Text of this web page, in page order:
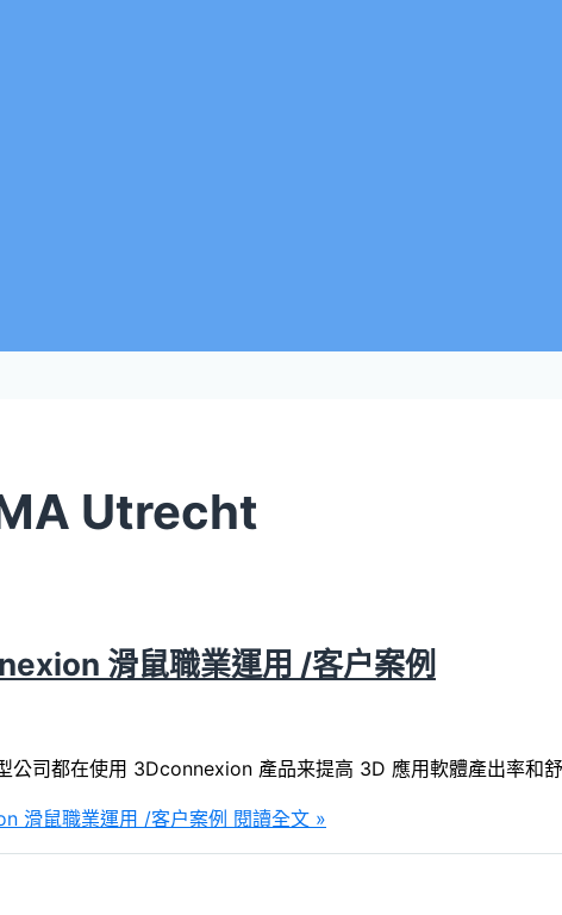
Utrecht
滑鼠職業運用 /客户案例
公司都在使用 3Dconnexion 產品来提高 3D 應用軟體產出率和
滑鼠職業運用 /客户案例 閱讀全文 »